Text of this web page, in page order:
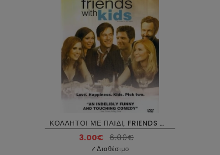
ΚΟΛΛΗΤΟΙ ΜΕ ΠΑΙΔΙ, FRIENDS WITH KIDS DVD USED
3.00€ 6.00€
✓Διαθέσιμο